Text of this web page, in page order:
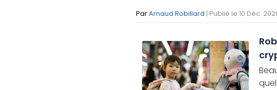
ParArnaud Robillard | Publié le 10 Déc.